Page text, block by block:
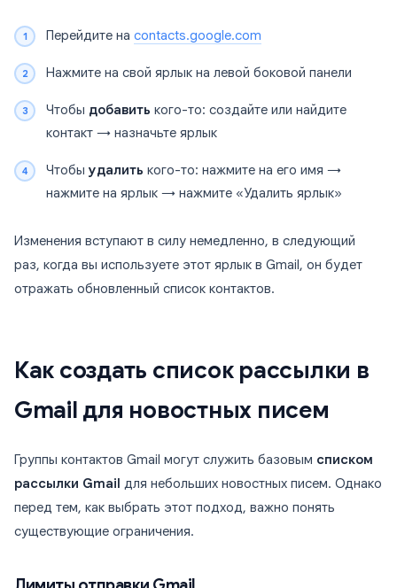
Перейдите на contacts.google.com
Нажмите на свой ярлык на левой боковой панели
Чтобы добавить кого-то: создайте или найдите
контакт → назначьте ярлык
Чтобы удалить кого-то: нажмите на его имя →
нажмите на ярлык → нажмите «Удалить ярлык»
Изменения вступают в силу немедленно, в следующий
раз, когда вы используете этот ярлык в Gmail, он будет
отражать обновленный список контактов.
Как создать список рассылки в
Gmail для новостных писем
Группы контактов Gmail могут служить базовым списком
рассылки Gmail для небольших новостных писем. Однако
перед тем, как выбрать этот подход, важно понять
существующие ограничения.